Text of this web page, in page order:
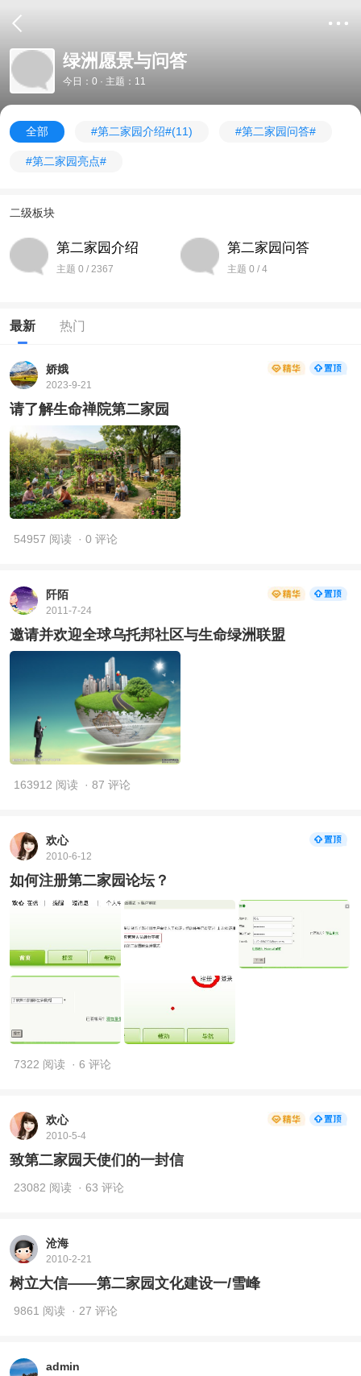
绿洲愿景与问答
今日：0 · 主题：11
全部 #第二家园介绍#(11) #第二家园问答#
#第二家园亮点#
二级板块
第二家园介绍
主题 0 / 2367
第二家园问答
主题 0 / 4
最新 热门
娇娥
2023-9-21
请了解生命禅院第二家园
54957 阅读 · 0 评论
阡陌
2011-7-24
邀请并欢迎全球乌托邦社区与生命绿洲联盟
163912 阅读 · 87 评论
欢心
2010-6-12
如何注册第二家园论坛？
7322 阅读 · 6 评论
欢心
2010-5-4
致第二家园天使们的一封信
23082 阅读 · 63 评论
沧海
2010-2-21
树立大信——第二家园文化建设一/雪峰
9861 阅读 · 27 评论
admin